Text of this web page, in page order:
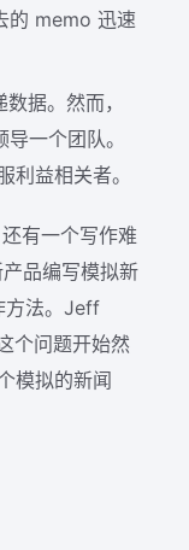
的 memo 迅速
据。然而，
一个团队。
益相关者。
有一个写作难
品编写模拟新
方法。Jeff
个问题开始然
模拟的新闻